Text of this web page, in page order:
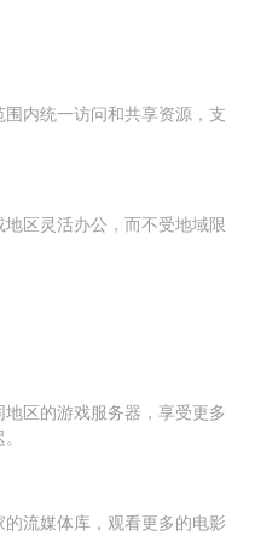
内统一访问和共享资源，支
区灵活办公，而不受地域限
区的游戏服务器，享受更多
流媒体库，观看更多的电影